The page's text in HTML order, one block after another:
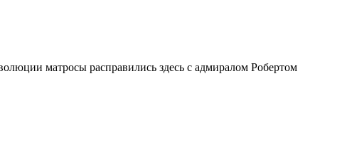
матросы расправились здесь с адмиралом Робертом